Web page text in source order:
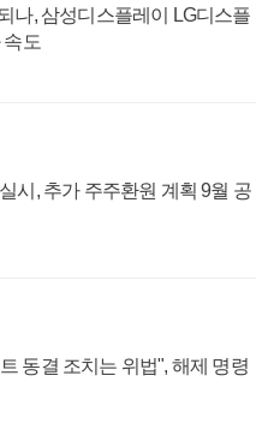
나, 삼성디스플레이 LG디스플
속도
시, 추가 주주환원 계획 9월 공
동결 조치는 위법", 해제 명령